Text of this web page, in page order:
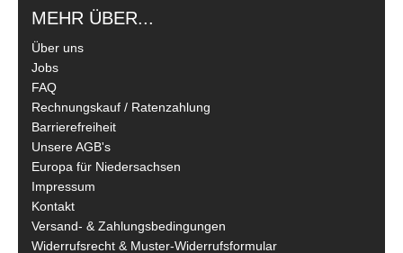
MEHR ÜBER...
Über uns
Jobs
FAQ
Rechnungskauf / Ratenzahlung
Barrierefreiheit
Unsere AGB's
Europa für Niedersachsen
Impressum
Kontakt
Versand- & Zahlungsbedingungen
Widerrufsrecht & Muster-Widerrufsformular